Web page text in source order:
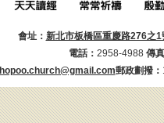
會址： 新北市板橋區重慶路276之1
電話： 2958-4988 傳
hopoo.church@gmail.com郵政劃撥：